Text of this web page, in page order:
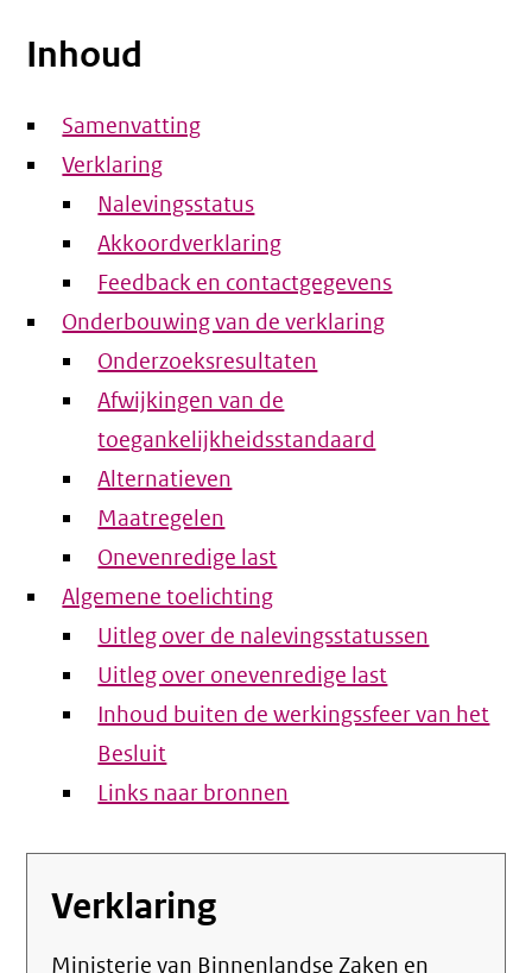
Inhoud
Samenvatting
Verklaring
Nalevingsstatus
Akkoordverklaring
Feedback en contactgegevens
Onderbouwing van de verklaring
Onderzoeksresultaten
Afwijkingen van de
toegankelijkheidsstandaard
Alternatieven
Maatregelen
Onevenredige last
Algemene toelichting
Uitleg over de nalevingsstatussen
Uitleg over onevenredige last
Inhoud buiten de werkingssfeer van het
Besluit
Links naar bronnen
Verklaring
Ministerie van Binnenlandse Zaken en